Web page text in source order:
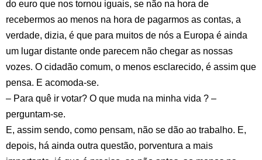
do euro que nos tornou iguais, se não na hora de
recebermos ao menos na hora de pagarmos as contas, a
verdade, dizia, é que para muitos de nós a Europa é ainda
um lugar distante onde parecem não chegar as nossas
vozes. O cidadão comum, o menos esclarecido, é assim que
pensa. E acomoda-se.
– Para quê ir votar? O que muda na minha vida ? –
perguntam-se.
E, assim sendo, como pensam, não se dão ao trabalho. E,
depois, há ainda outra questão, porventura a mais